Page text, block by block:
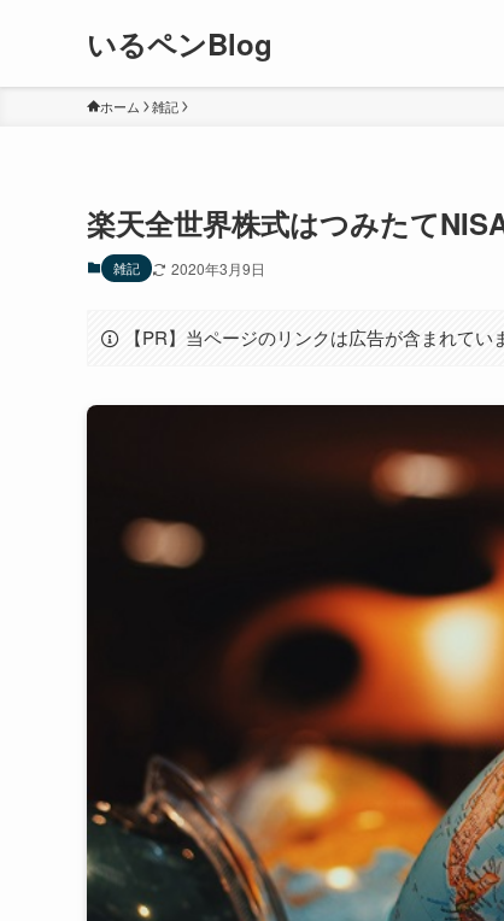
いるペンBlog
ホーム 雑記
楽天全世界株式はつみたて
雑記 2020年3月9日
【PR】当ページのリンクは広告が含まれてい